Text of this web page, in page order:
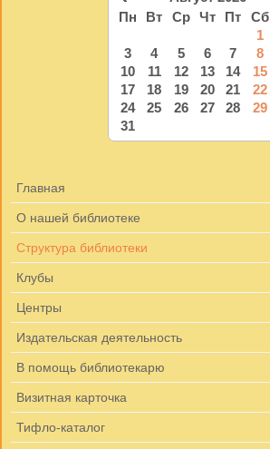
Пн Вт Ср Чт Пт Сб
1
3
4 5 6 7 8
10
11 12 13 14 15
17
18 19 20 21 22
24
25 26 27 28 29
31
Главная
О нашей библиотеке
Структура библиотеки
Клубы
Центры
Издательская деятельность
В помощь библиотекарю
Визитная карточка
Тифло-каталог